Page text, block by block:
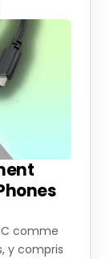
C comme
y compris